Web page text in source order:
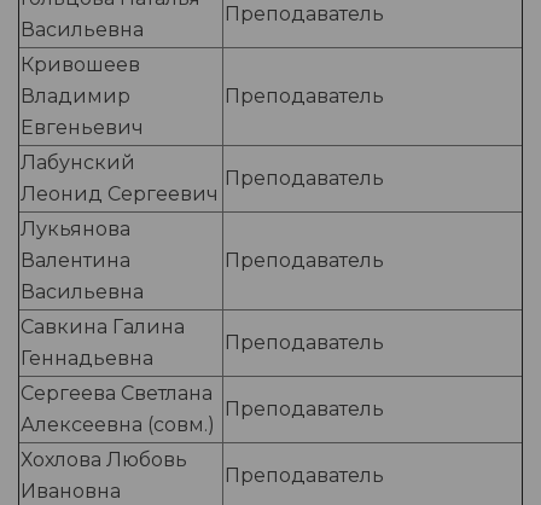
Васильевна
Преподаватель
Кривошеев
Владимир
Евгеньевич
Преподаватель
Лабунский
Леонид Сергеевич
Преподаватель
Лукьянова
Валентина
Васильевна
Преподаватель
Савкина Галина
Геннадьевна
Преподаватель
Сергеева Светлана
Алексеевна (совм.)
Преподаватель
Хохлова Любовь
Ивановна
Преподаватель